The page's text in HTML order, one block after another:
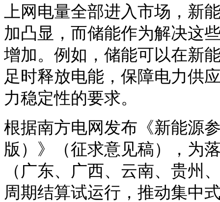
上网电量全部进入市场，新
加凸显，而储能作为解决这
增加。例如，储能可以在新
足时释放电能，保障电力供
力稳定性的要求。
根据南方电网发布《新能源
版）》（征求意见稿），为
（广东、广西、云南、贵州
周期结算试运行，推动集中